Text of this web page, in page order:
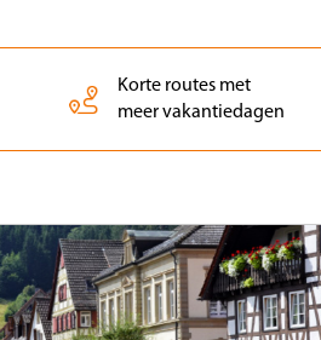
Korte routes met
meer vakantiedagen